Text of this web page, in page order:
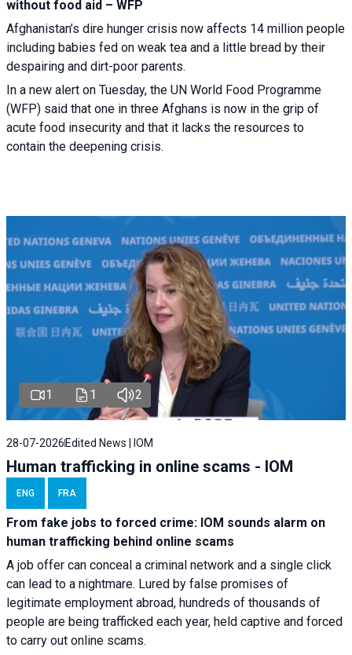
without food aid – WFP
Afghanistan’s dire hunger crisis now affects 14 million people
including babies fed on weak tea and a little bread by their
despairing and dirt-poor parents.
In a new alert on Tuesday, the UN World Food Programme
(WFP) said that one in three Afghans is now in the grip of
acute food insecurity and that it lacks the resources to
contain the deepening crisis.
1 1 2
28-07-2026Edited News | IOM
Human trafficking in online scams - IOM
ENG FRA
From fake jobs to forced crime: IOM sounds alarm on
human trafficking behind online scams
A job offer can conceal a criminal network and a single click
can lead to a nightmare. Lured by false promises of
legitimate employment abroad, hundreds of thousands of
people are being trafficked each year, held captive and forced
to carry out online scams.